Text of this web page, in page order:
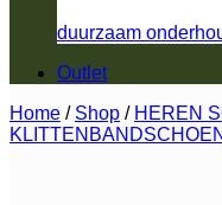
duurzaam
Outlet
Home / Shop / HEREN
KLITTENBANDSCHOEN